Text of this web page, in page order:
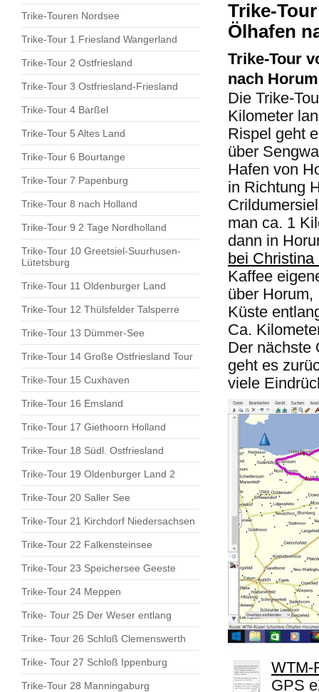
Trike-Touren Nordsee
Trike-Tour 1 Friesland Wangerland
Trike-Tour 2 Ostfriesland
Trike-Tour 3 Ostfriesland-Friesland
Trike-Tour 4 Barßel
Trike-Tour 5 Altes Land
Trike-Tour 6 Bourtange
Trike-Tour 7 Papenburg
Trike-Tour 8 nach Holland
Trike-Tour 9 2 Tage Nordholland
Trike-Tour 10 Greetsiel-Suurhusen-
Lütetsburg
Trike-Tour 11 Oldenburger Land
Trike-Tour 12 Thülsfelder Talsperre
Trike-Tour 13 Dümmer-See
Trike-Tour 14 Große Ostfriesland Tour
Trike-Tour 15 Cuxhaven
Trike-Tour 16 Emsland
Trike-Tour 17 Giethoorn Holland
Trike-Tour 18 Südl. Ostfriesland
Trike-Tour 19 Oldenburger Land 2
Trike-Tour 20 Saller See
Trike-Tour 21 Kirchdorf Niedersachsen
Trike-Tour 22 Falkensteinsee
Trike-Tour 23 Speichersee Geeste
Trike-Tour 24 Meppen
Trike- Tour 25 Der Weser entlang
Trike- Tour 26 Schloß Clemenswerth
Trike- Tour 27 Schloß Ippenburg
Trike-Tour 28 Manningaburg
Trike-
Ölhafen
Trike-Tour
nach
Die Trike-
Kilometer
Rispel geht
über
Hafen von
in Richtung
man ca. 1
dann in
bei Christina
Kaffee
über
Küste
Ca.
Der nächste
geht es
viele
WTM-
GPS